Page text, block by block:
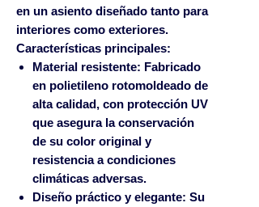
en un asiento diseñado tanto para
interiores como exteriores.
Características principales:
Material resistente: Fabricado
en polietileno rotomoldeado de
alta calidad, con protección UV
que asegura la conservación
de su color original y
resistencia a condiciones
climáticas adversas.
Diseño práctico y elegante: Su